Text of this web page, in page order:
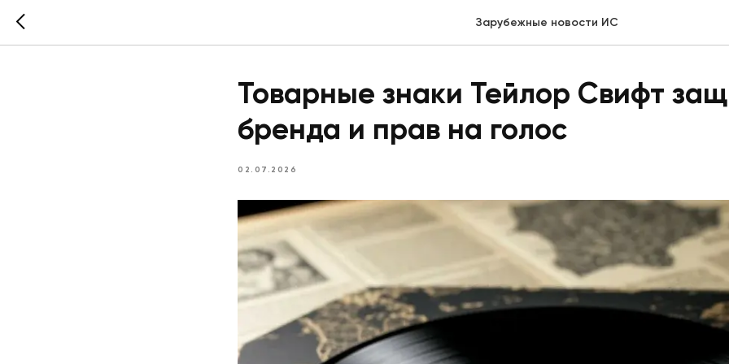
Зарубежные новости ИС
Товарные знаки Тейлор Свифт
бренда и прав на голос
02.07.2026